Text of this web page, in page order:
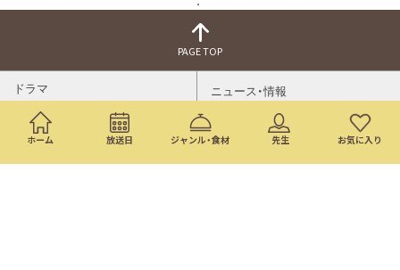
ホーム 放送日 ジャンル・食材 先生 お気に入り
PAGE TOP
ドラマ ニュース・情報
バラエティ・音楽 映画